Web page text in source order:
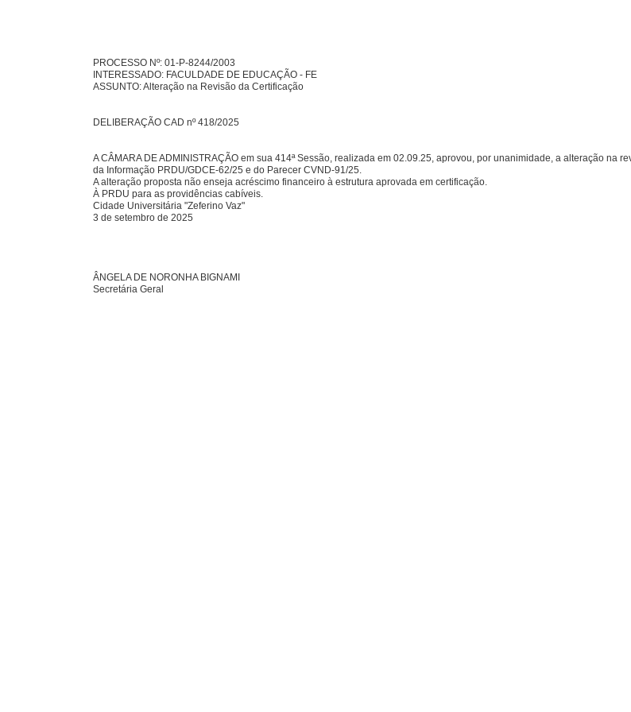
PROCESSO Nº: 01-P-8244/2003
INTERESSADO: FACULDADE DE EDUCAÇÃO - FE
ASSUNTO: Alteração na Revisão da Certificação
DELIBERAÇÃO CAD nº 418/2025
A CÂMARA DE ADMINISTRAÇÃO em sua 414ª Sessão, realizada em 02.09.25, aprovou, por unanimidade, a alteração na
da Informação PRDU/GDCE-62/25 e do Parecer CVND-91/25.
A alteração proposta não enseja acréscimo financeiro à estrutura aprovada em certificação.
À PRDU para as providências cabíveis.
Cidade Universitária "Zeferino Vaz"
3 de setembro de 2025
ÂNGELA DE NORONHA BIGNAMI
Secretária Geral